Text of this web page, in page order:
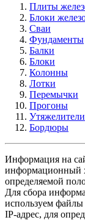
Плиты
Блоки
Сваи
Фундаменты
Балки
Блоки
Колонны
Лотки
Перемычки
Прогоны
Утяжелители
Бордюры
Информация на
информационный
определяемой
Для сбора
используем
IP-адрес, для